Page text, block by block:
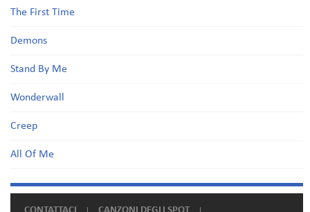
The First Time
Demons
Stand By Me
Wonderwall
Creep
All Of Me